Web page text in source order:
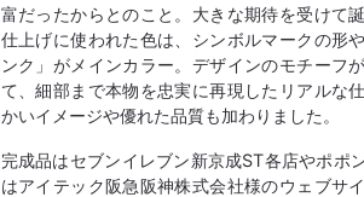
富だったからとのこと。大きな期待を受けて
仕上げに使われた色は、シンボルマークの形
ンク」がメインカラー。デザインのモチーフ
て、細部まで本物を忠実に再現したリアルな
かいイメージや優れた品質も加わりました。
完成品はセブンイレブン新京成ST各店やポポ
はアイテック阪急阪神株式会社様のウェブサ